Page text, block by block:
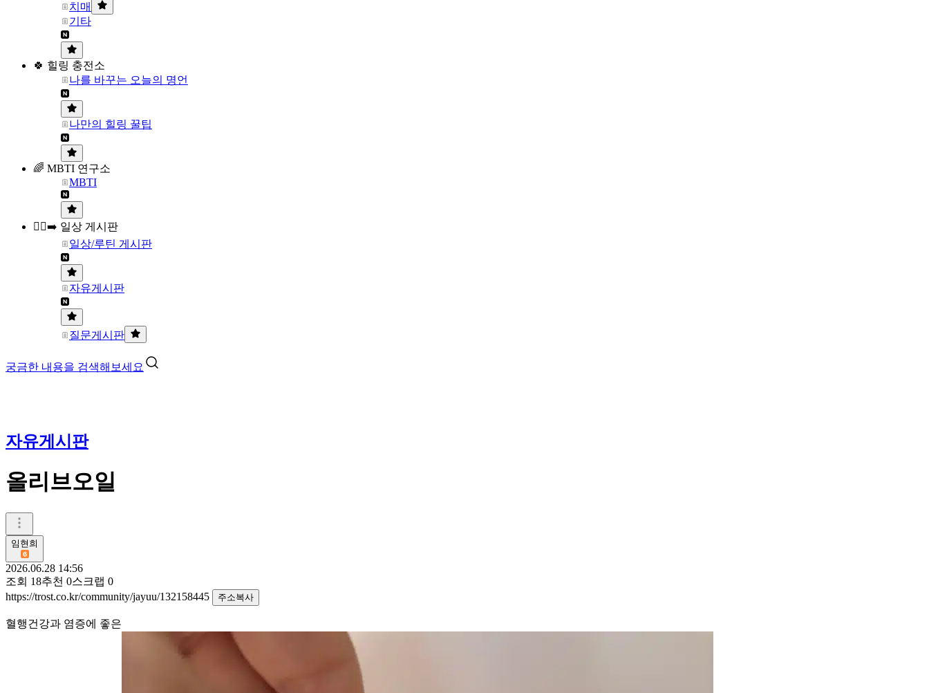
치매
기타
🍀 힐링 충전소
나를 바꾸는 오늘의 명언
나만의 힐링 꿀팁
🌈 MBTI 연구소
MBTI
🏃‍♀️‍➡️ 일상 게시판
일상/루틴 게시판
자유게시판
질문게시판
궁금한 내용을 검색해보세요
자유게시판
올리브오일
임현희
2026.06.28 14:56
조회 18추천 0스크랩 0
https://trost.co.kr/community/jayuu/132158445
주소복사
혈행건강과 염증에 좋은